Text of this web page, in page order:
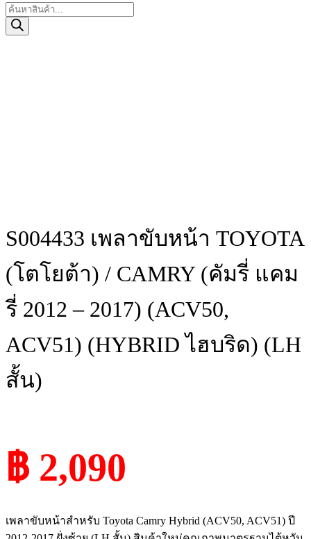
Products
search
S004433 เพลาขับหน้า TOYOTA
(โตโยต้า) / CAMRY (คัมรี่ แคม
รี่ 2012 – 2017) (ACV50,
ACV51) (HYBRID ไฮบริด) (LH
สั้น)
฿ 2,090
เพลาขับหน้าสำหรับ Toyota Camry Hybrid (ACV50, ACV51) ปี